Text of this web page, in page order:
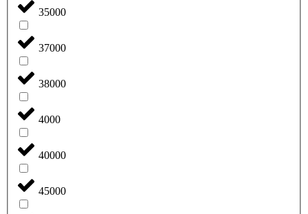
35000
37000
38000
4000
40000
45000